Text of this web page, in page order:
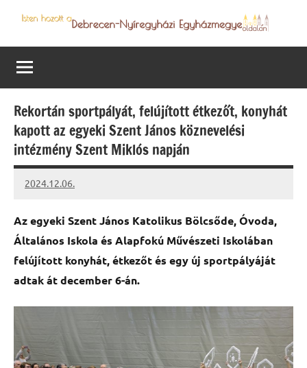
content
Debrecen-
Nyíregyházi
Egyházmegye
programjai
Rekortán sportpályát, felújított étkezőt, konyhát
kapott az egyeki Szent János köznevelési
intézmény Szent Miklós napján
2024.12.06.
kovacs.agi
Az egyeki Szent János Katolikus Bölcsőde, Óvoda,
Általános Iskola és Alapfokú Művészeti Iskolában
felújított konyhát, étkezőt és egy új sportpályáját
adtak át december 6-án.